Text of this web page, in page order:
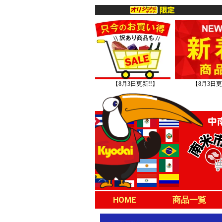
【8月3日更新!!】 【8月3日
HOME 商品一覧